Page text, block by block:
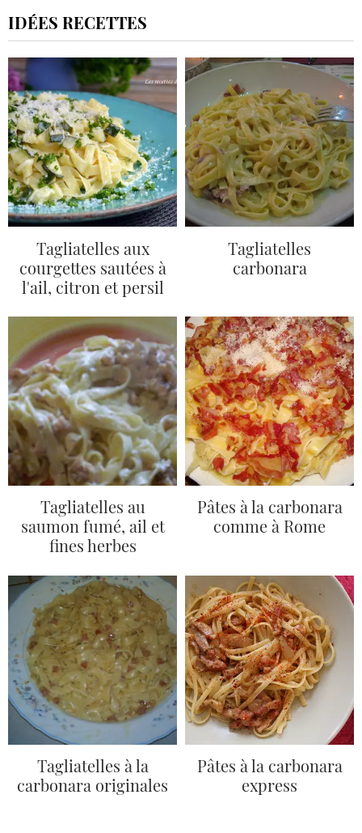
IDÉES RECETTES
Tagliatelles aux
courgettes sautées à
l'ail, citron et persil
Tagliatelles
carbonara
Tagliatelles au
saumon fumé, ail et
fines herbes
Pâtes à la carbonara
comme à Rome
Tagliatelles à la
carbonara originales
Pâtes à la carbonara
express